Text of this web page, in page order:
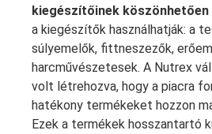
kiegészítőinek
a kiegészítők használhatják: a
súlyemelők, fittneszezők,
harcművészetesek. A Nutrex
volt létrehozva, hogy a piacra
hatékony termékeket hozzon
Ezek a termékek hosszantartó